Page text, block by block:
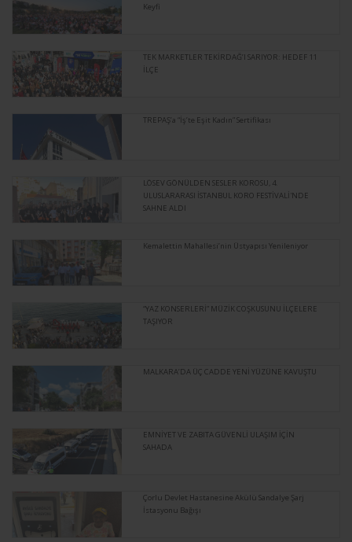
Keyfi
TEK MARKETLER TEKİRDAĞ’I SARIYOR: HEDEF 11
İLÇE
TREPAŞ’a “İş’te Eşit Kadın” Sertifikası
LÖSEV GÖNÜLDEN SESLER KOROSU, 4.
ULUSLARARASI İSTANBUL KORO FESTİVALİ'NDE
SAHNE ALDI
Kemalettin Mahallesi’nin Üstyapısı Yenileniyor
“YAZ KONSERLERİ” MÜZİK COŞKUSUNU İLÇELERE
TAŞIYOR
MALKARA’DA ÜÇ CADDE YENİ YÜZÜNE KAVUŞTU
EMNİYET VE ZABITA GÜVENLİ ULAŞIM İÇİN
SAHADA
Çorlu Devlet Hastanesine Akülü Sandalye Şarj
İstasyonu Bağışı